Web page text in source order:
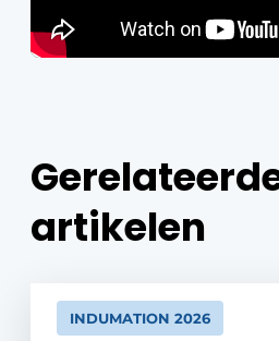
artikelen
INDUMATION 2026